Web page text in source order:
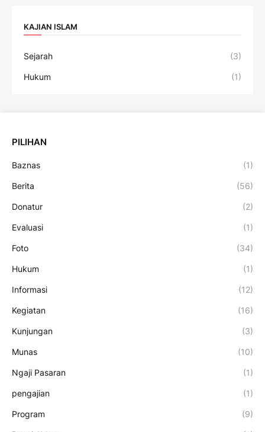
KAJIAN ISLAM
Sejarah (3)
Hukum (1)
PILIHAN
Baznas (1)
Berita (56)
Donatur (2)
Evaluasi (1)
Foto (34)
Hukum (1)
Informasi (12)
Kegiatan (16)
Kunjungan (3)
Munas (10)
Ngaji Pasaran (1)
pengajian (1)
Program (9)